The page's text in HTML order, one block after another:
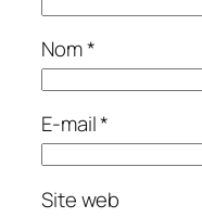
Nom*
E-mail*
Site web